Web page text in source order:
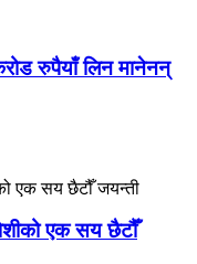
रुपैयाँ लिन मानेनन्
एक सय छैटौँ